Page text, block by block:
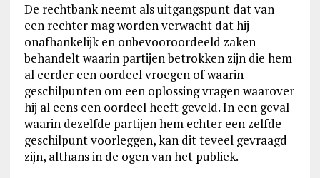
De rechtbank neemt als uitgangspunt dat van
een rechter mag worden verwacht dat hij
onafhankelijk en onbevooroordeeld zaken
behandelt waarin partijen betrokken zijn die hem
al eerder een oordeel vroegen of waarin
geschilpunten om een oplossing vragen waarover
hij al eens een oordeel heeft geveld. In een geval
waarin dezelfde partijen hem echter een zelfde
geschilpunt voorleggen, kan dit teveel gevraagd
zijn, althans in de ogen van het publiek.